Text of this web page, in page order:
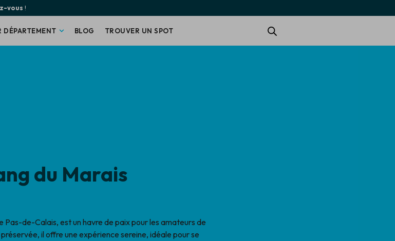
vous !
DÉPARTEMENT BLOG TROUVER UN SPOT
du Marais
Pas-de-Calais, est un havre de paix pour les amateurs de
il offre une expérience sereine, idéale pour se